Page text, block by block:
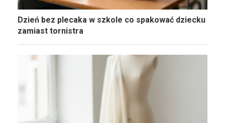
Dzień bez plecaka w szkole co spakować dziecku
zamiast tornistra